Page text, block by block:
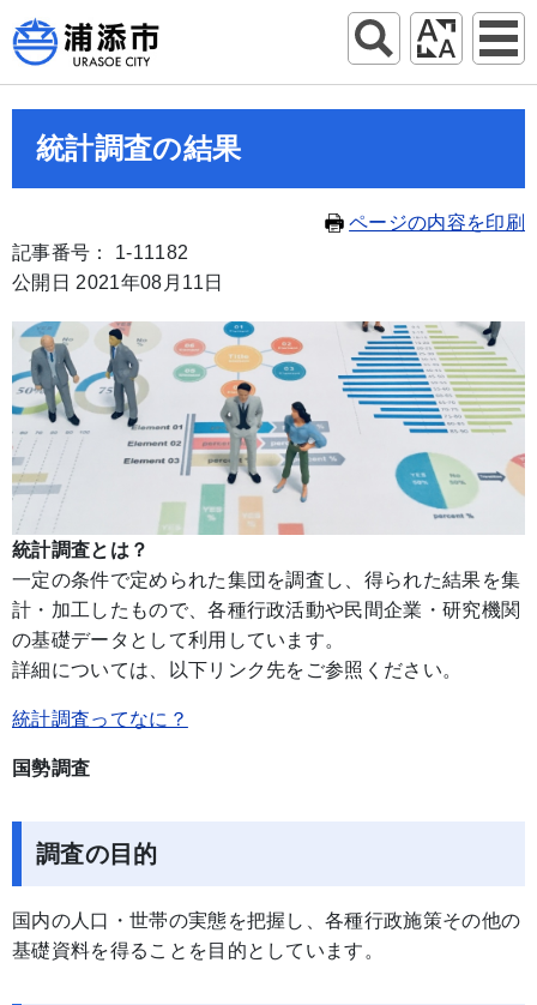
統計調査の結果
ページの内容を印刷
記事番号： 1-11182
公開日 2021年08月11日
統計調査とは？
一定の条件で定められた集団を調査し、得られた結果を集
計・加工したもので、各種行政活動や民間企業・研究機関
の基礎データとして利用しています。
詳細については、以下リンク先をご参照ください。
統計調査ってなに？
国勢調査
調査の目的
国内の人口・世帯の実態を把握し、各種行政施策その他の
基礎資料を得ることを目的としています。